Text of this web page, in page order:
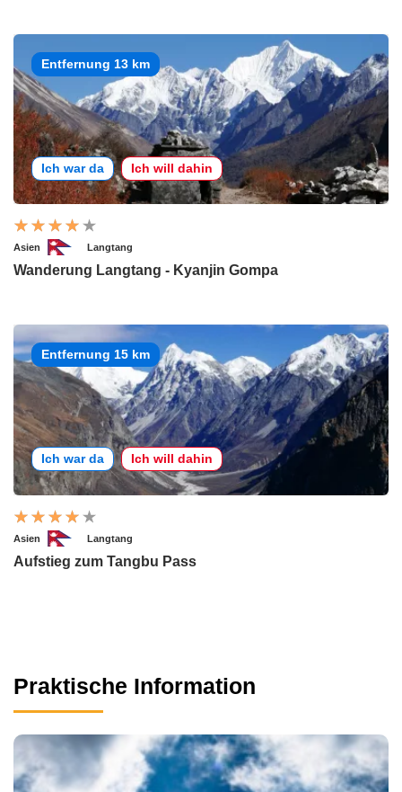
Entfernung 13 km
Ich war da Ich will dahin
Asien Langtang
Wanderung Langtang - Kyanjin Gompa
Entfernung 15 km
Ich war da Ich will dahin
Asien Langtang
Aufstieg zum Tangbu Pass
Praktische Information